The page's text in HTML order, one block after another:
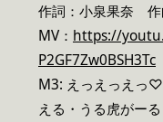
作詞：小泉果奈
MV： https://
P2GF7Zw0BSH3Tc
M3: えっえっえっ♡
える・うる虎がーる